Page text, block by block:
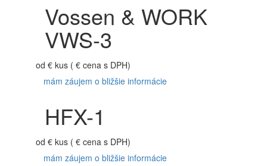
Vossen & WORK
VWS-3
od € kus ( € cena s DPH)
mám záujem o bližšie informácie
HFX-1
od € kus ( € cena s DPH)
mám záujem o bližšie informácie